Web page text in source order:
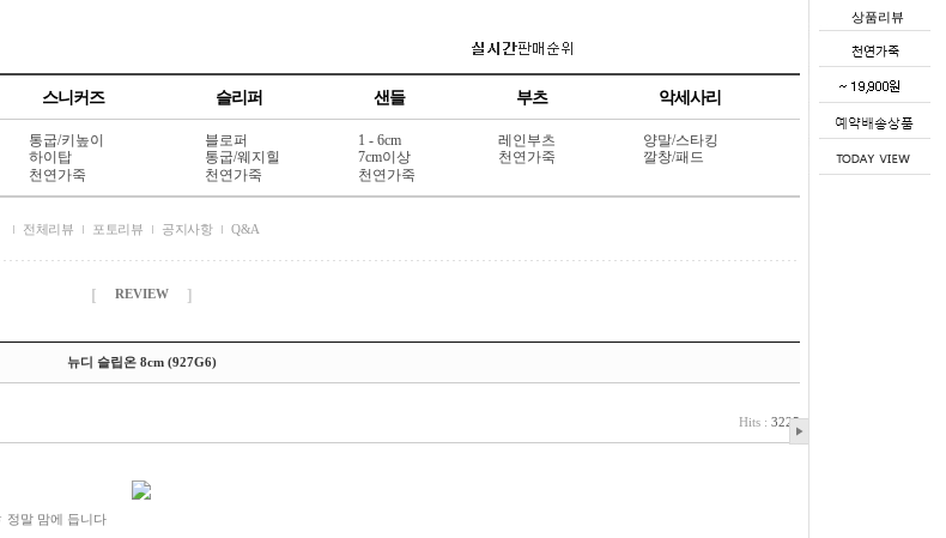
상품리뷰
스니커즈 슬리퍼 샌들 부츠 악세사리
통굽/키높이
하이탑
천연가죽
블로퍼
통굽/웨지힐
천연가죽
1 - 6cm
7cm이상
천연가죽
레인부츠
천연가죽
양말/스타킹
깔창/패드
전체리뷰 포토리뷰 공지사항 Q&A
[ REVIEW ]
뉴디 슬립온 8cm (927G6)
Hits : 3225
정말 맘에 듭니다